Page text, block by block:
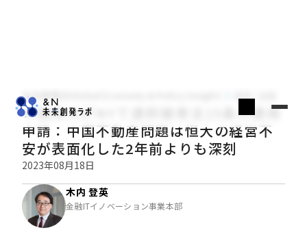
木内登英のGlobal Economy & Policy Insight
中国恒大がNYで連邦破産法15条の適用
申請：中国不動産問題は恒大の経営不
安が表面化した2年前よりも深刻
2023年08月18日
木内 登英
金融ITイノベーション事業本部